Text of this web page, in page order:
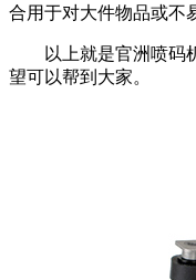
合用于对大件物品或不
以上就是官洲喷码机
望可以帮到大家。